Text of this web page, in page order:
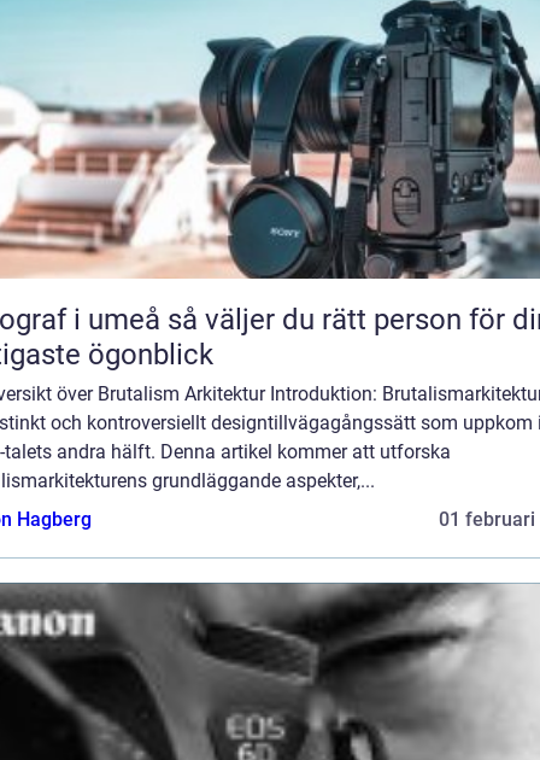
så väljer du rätt person för dina
ögonblick
över Brutalism Arkitektur Introduktion:
och kontroversiellt designtillvägagångssätt som uppkom
talets andra hälft. Denna artikel kommer att utforska
grundläggande aspekter,...
Hagberg
01 februari